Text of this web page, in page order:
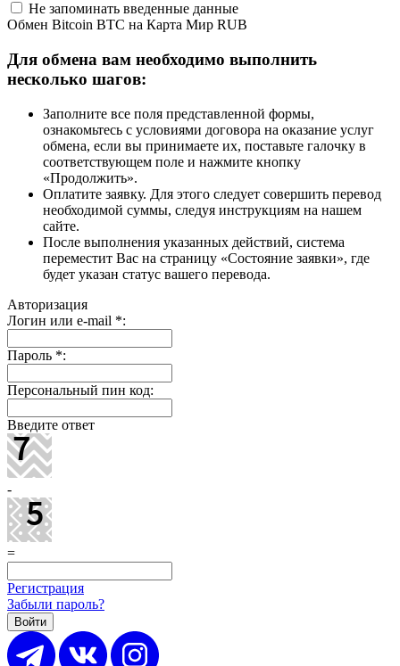
Не запоминать введенные данные
Обмен Bitcoin BTC на Карта Мир RUB
Для обмена вам необходимо выполнить
несколько шагов:
Заполните все поля представленной формы,
ознакомьтесь с условиями договора на оказание услуг
обмена, если вы принимаете их, поставьте галочку в
соответствующем поле и нажмите кнопку
«Продолжить».
Оплатите заявку. Для этого следует совершить перевод
необходимой суммы, следуя инструкциям на нашем
сайте.
После выполнения указанных действий, система
переместит Вас на страницу «Состояние заявки», где
будет указан статус вашего перевода.
Авторизация
Логин или e-mail *:
Пароль *:
Персональный пин код:
Введите ответ
-
=
Регистрация
Забыли пароль?